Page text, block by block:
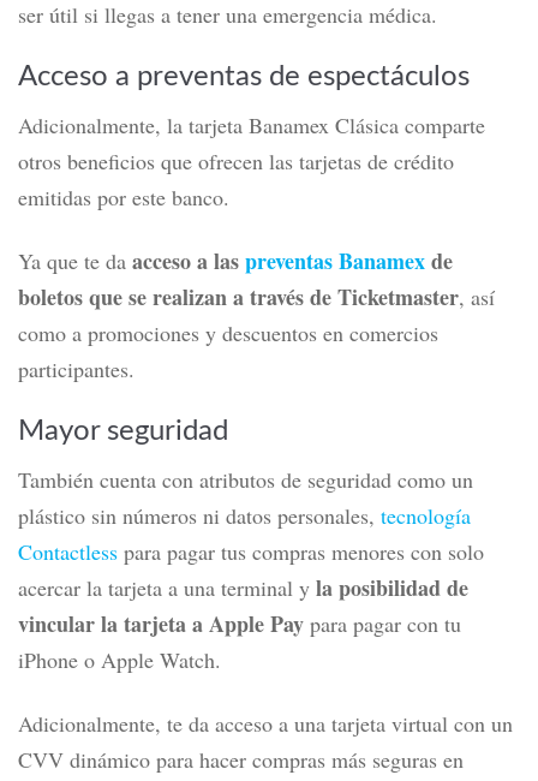
en el rango de las tarjetas clásicas que vemos en
También te permitediferir siempre los gastos mayores
a 3 mil pesos que realices en las categorías de salud y
bellezaa plazos fijos de 3, 6 o 12 meses con una
ser útil si llegas a tener una emergencia médica.
Acceso a preventas de espectáculos
Adicionalmente, la tarjeta Banamex Clásica comparte
emitidas por este banco.
Ya que te daacceso a laspreventas Banamexde
boletos que se realizan a través de Ticketmaster, así
como a promociones y descuentos en comercios
participantes.
Mayor seguridad
También cuenta con atributos de seguridad como un
plástico sin números ni datos personales,tecnología